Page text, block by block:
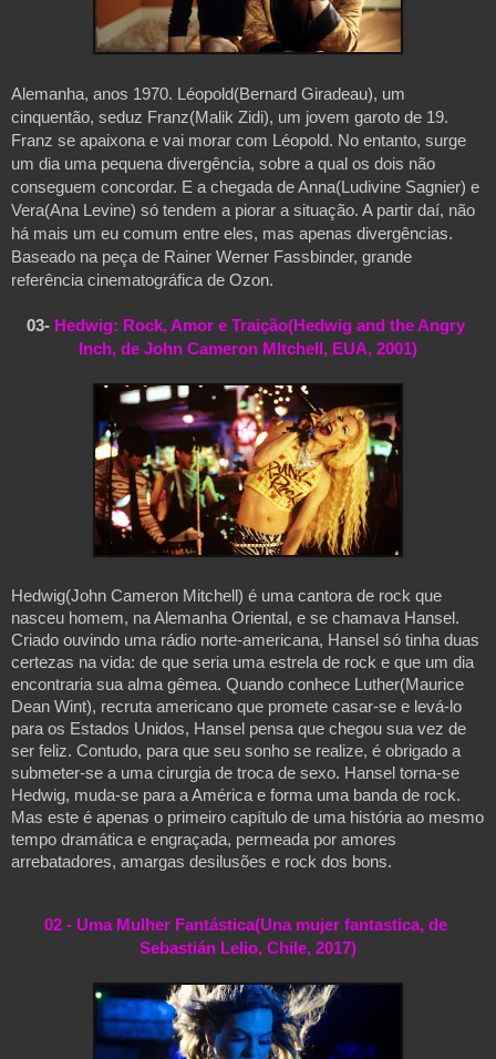
Alemanha, anos 1970. Léopold(Bernard Giradeau), um
cinquentão, seduz Franz(Malik Zidi), um jovem garoto de 19.
Franz se apaixona e vai morar com Léopold. No entanto, surge
um dia uma pequena divergência, sobre a qual os dois não
conseguem concordar. E a chegada de Anna(Ludivine Sagnier) e
Vera(Ana Levine) só tendem a piorar a situação. A partir daí, não
há mais um eu comum entre eles, mas apenas divergências.
Baseado na peça de Rainer Werner Fassbinder, grande
referência cinematográfica de Ozon.
03- Hedwig: Rock, Amor e Traição(Hedwig and the Angry
Inch, de John Cameron MItchell, EUA, 2001)
Hedwig(John Cameron Mitchell) é uma cantora de rock que
nasceu homem, na Alemanha Oriental, e se chamava Hansel.
Criado ouvindo uma rádio norte-americana, Hansel só tinha duas
certezas na vida: de que seria uma estrela de rock e que um dia
encontraria sua alma gêmea. Quando conhece Luther(Maurice
Dean Wint), recruta americano que promete casar-se e levá-lo
para os Estados Unidos, Hansel pensa que chegou sua vez de
ser feliz. Contudo, para que seu sonho se realize, é obrigado a
submeter-se a uma cirurgia de troca de sexo. Hansel torna-se
Hedwig, muda-se para a América e forma uma banda de rock.
Mas este é apenas o primeiro capítulo de uma história ao mesmo
tempo dramática e engraçada, permeada por amores
arrebatadores, amargas desilusões e rock dos bons.
02 - Uma Mulher Fantástica(Una mujer fantastica, de
Sebastián Lelio, Chile, 2017)